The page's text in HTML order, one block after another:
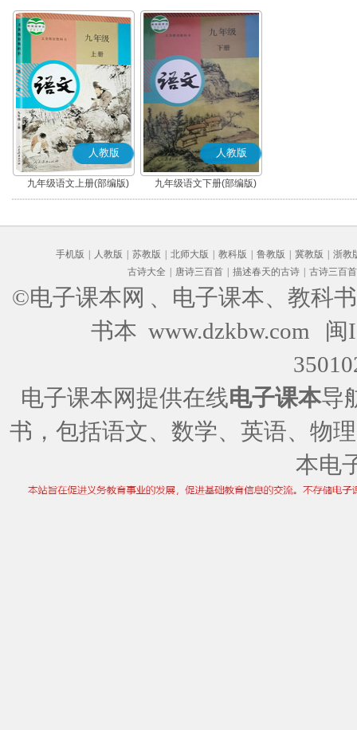
人教版
九年级语文上册(部编版)
人教版
九年级语文下册(部编版)
手机版 人教版 苏教版 北师大版 教科版 鲁教版 冀教版
浙教
古诗大全
唐诗三百首 描述春天的古诗 古诗三百首
©电子课本网 、电子课本、教科
书本 www.dzkbw.com
闽
电子课本网提供在线电子课本导
书，包括语文、数学、英语、物
本电